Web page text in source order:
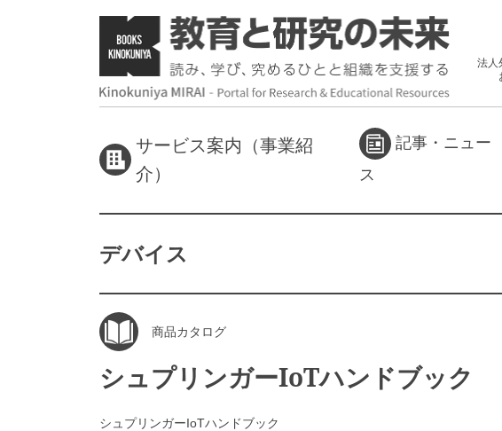
法人
サービス案内（事業紹
介）
記事・ニュー
ス
デバイス
商品カタログ
シュプリンガーIoTハンドブック
シュプリンガーIoTハンドブック